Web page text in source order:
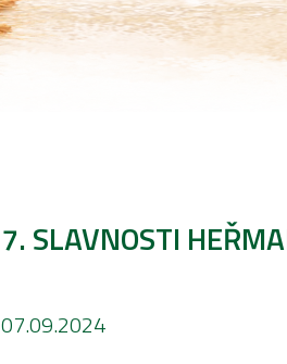
7. SLAVNOSTI
07.09.2024